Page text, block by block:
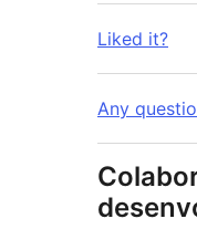
Liked it?
Any